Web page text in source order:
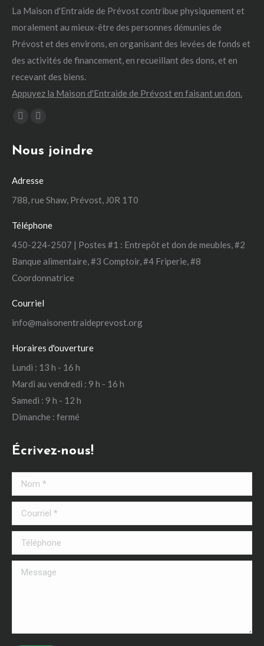
La Maison d'Entraide de Prévost contribue physiquement et
moralement au mieux-être des personnes démunies de
Prévost et des environs, en organisant des levées de fonds et
des activités de financement, en recueillant des dons, et en
recevant des biens.
Appuyez la Maison d'Entraide de Prévost en faisant un don.
Trouvez nous sur :
Facebook
dans
une
fenêtre
Instagram
dans
une
fenêtre
Nous joindre
Adresse
788, rue Shaw, Prévost, J0R 1T0
Téléphone
450-224-2507 | Postes #1 : Entrepôt et don de meubles, #2
Banque alimentaire, #3 Comptoir, #4 Friperie, #8
Coordonnatrice
Courriel
info@maisonentraideprevost.org
Horaires d'ouverture
Lundi : 13 h - 16 h
Mardi au vendredi : 9 h - 16 h
Samedi : 9 h - 12 h
Dimanche : fermé
Écrivez-nous!
Nom *
Courriel *
Téléphone
Message